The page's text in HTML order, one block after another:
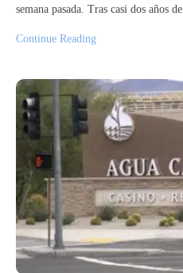
semana pasada. Tras casi dos años
Continue Reading